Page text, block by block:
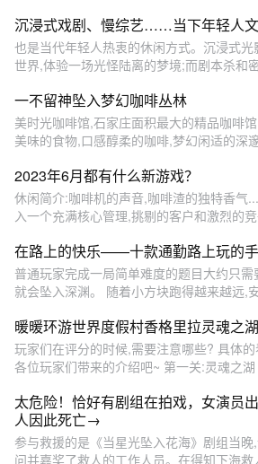
沉浸式戏剧、慢综艺……当下年轻人
也是当代年轻人热衷的休闲方式。沉浸式
世界,体验一场光怪陆离的梦境;而剧本杀和
一不留神坠入梦幻咖啡丛林
美时光咖啡馆,石家庄面积最大的精品咖啡
美味的食物,口感醇柔的咖啡,梦幻闲适的深
2023年6月都有什么新游戏？
休闲简介:咖啡机的声音,咖啡渣的独特香气
入一个充满核心管理,挑剔的客户和激烈的
在路上的快乐——十款通勤路上玩的
普通玩家完成一局简单难度的题目大约只
就会坠入深渊。 随着小方块跑得越来越远,
暖暖环游世界度假村香格里拉灵魂之
玩家们在评分的时候,需要注意哪些? 具体
各位玩家们带来的介绍吧~ 第一关:灵魂之
太危险！恰好有剧组在拍戏，女演员
人因此死亡→
参与救援的是《当星光坠入花海》剧组当
问并嘉奖了救人的工作人员。在得知下海救